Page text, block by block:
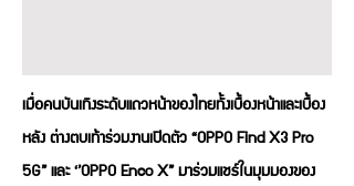
เมื่อคนบันเทิงระดับแถวหน้าของไทยทั้งเบื้องหน้าและเบื้อง
หลัง ต่างตบเท้าร่วมงานเปิดตัว “OPPO Find X3 Pro
5G” และ ‘’OPPO Enco X” มาร่วมแชร์ในมุมมองของ